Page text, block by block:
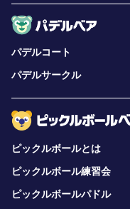
パデルコート
パデルサークル
ピックルボールとは
ピックルボール練習会
ピックルボールパドル